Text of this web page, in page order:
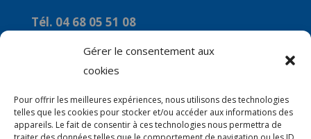
Gérer le consentement aux
cookies
Pour offrir les meilleures expériences, nous utilisons des technologies
telles que les cookies pour stocker et/ou accéder aux informations des
appareils. Le fait de consentir à ces technologies nous permettra de
Tél. 04 68 05 51 08
Horaires
Du Lundi au Vendredi : 9h00 à 12H00